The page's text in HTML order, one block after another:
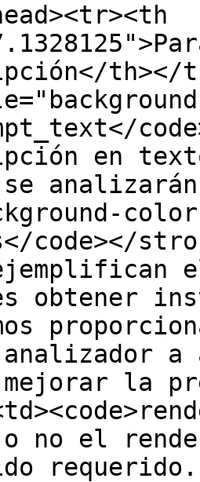
th></
en
code></
obtener
a
mejorar la
o no el